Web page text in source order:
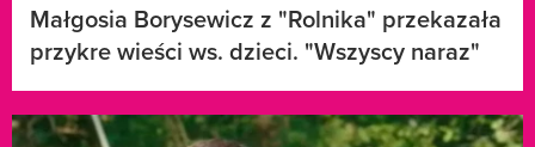
Małgosia Borysewicz z "Rolnika" przekazała
przykre wieści ws. dzieci. "Wszyscy naraz"